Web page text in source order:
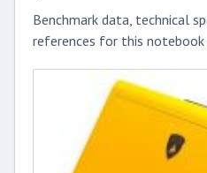
Benchmark data, technical
references for this